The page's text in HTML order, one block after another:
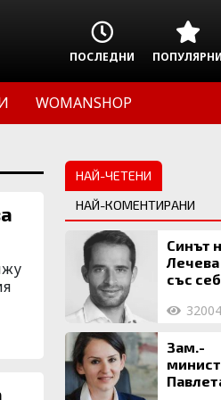
ПОСЛЕДНИ ПОПУЛЯРНИ
WOMANSHOP
НАЙ-ЧЕТЕНИ
НАЙ-КОМЕНТИРАНИ
Синът
със
млн.32004
Зам.-